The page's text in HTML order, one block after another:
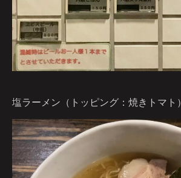
塩ラーメン（トッピング：焼きトマト）